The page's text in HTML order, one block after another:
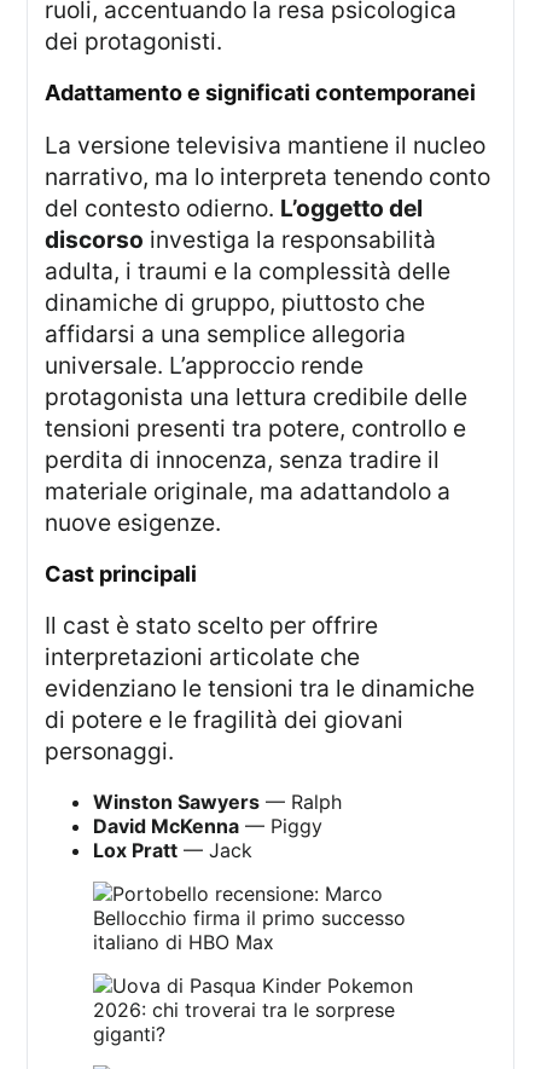
ruoli, accentuando la resa psicologica
dei protagonisti.
adattamento e significati contemporanei
La versione televisiva mantiene il nucleo
narrativo, ma lo interpreta tenendo conto
del contesto odierno. L’oggetto del
discorso investiga la responsabilità
adulta, i traumi e la complessità delle
dinamiche di gruppo, piuttosto che
affidarsi a una semplice allegoria
universale. L’approccio rende
protagonista una lettura credibile delle
tensioni presenti tra potere, controllo e
perdita di innocenza, senza tradire il
materiale originale, ma adattandolo a
nuove esigenze.
cast principali
Il cast è stato scelto per offrire
interpretazioni articolate che
evidenziano le tensioni tra le dinamiche
di potere e le fragilità dei giovani
personaggi.
Winston Sawyers — Ralph
David McKenna — Piggy
Lox Pratt — Jack